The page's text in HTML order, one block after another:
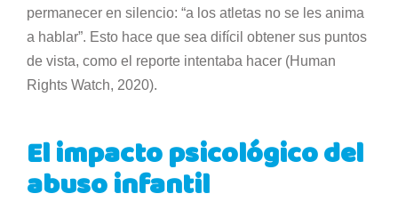
permanecer en silencio: “a los atletas no se les anima
a hablar”. Esto hace que sea difícil obtener sus puntos
de vista, como el reporte intentaba hacer (Human
Rights Watch, 2020).
El impacto psicológico del
abuso infantil